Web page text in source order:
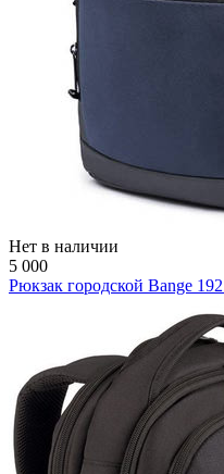
Нет в наличии
5 000
Рюкзак городской Bange